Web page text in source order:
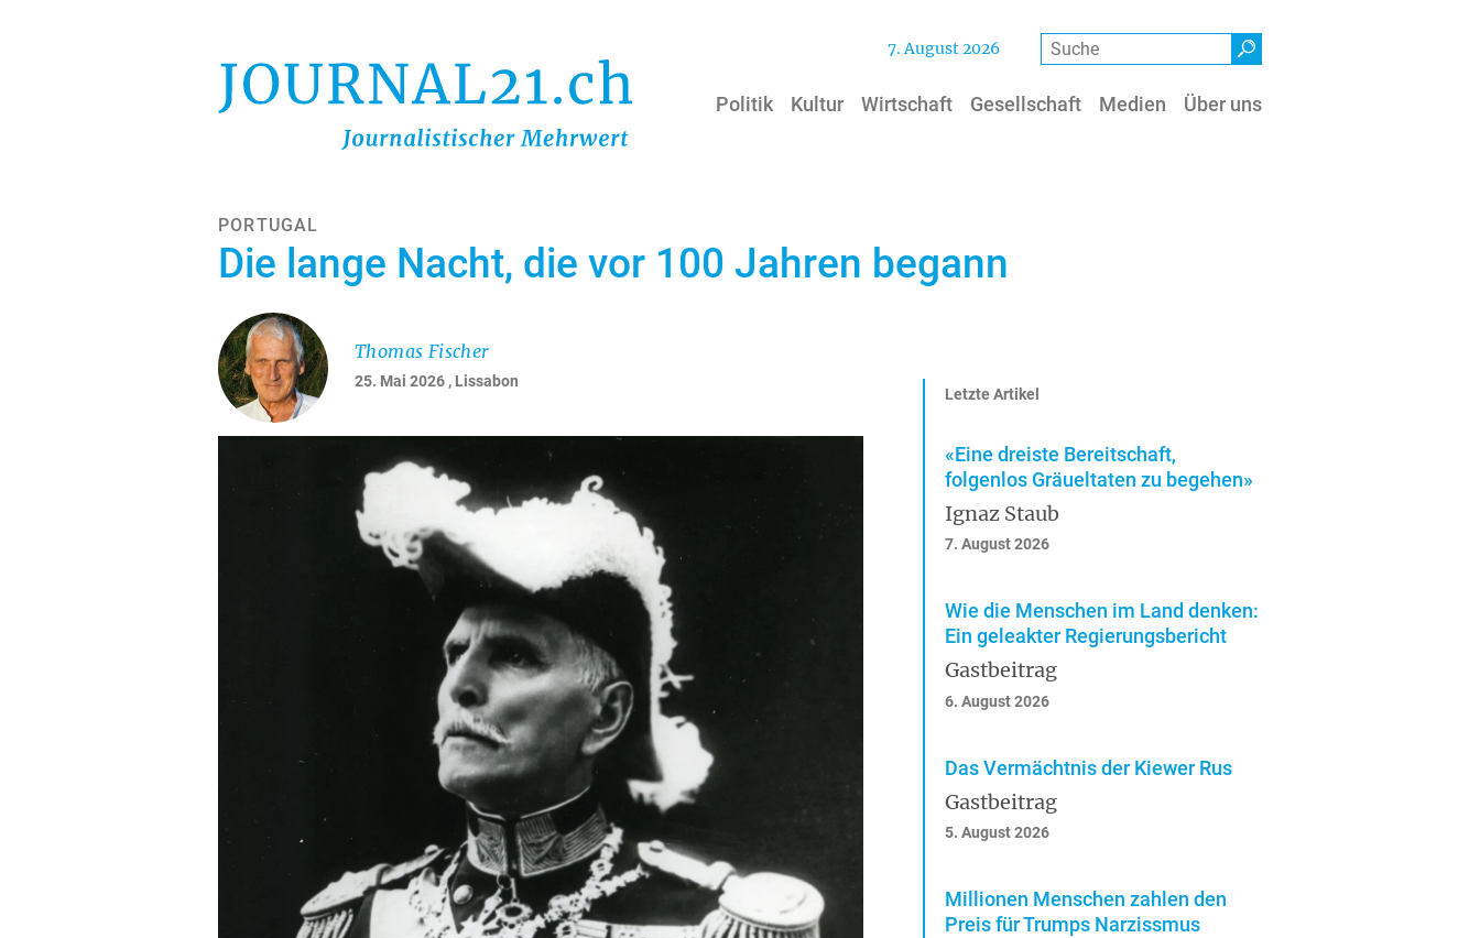
7. August 2026 Suche
Politik Kultur Wirtschaft Gesellschaft Medien Über uns
PORTUGAL
Die lange Nacht, die vor 100 Jahren begann
25. Mai 2026 , Lissabon
Thomas Fischer
Letzte Artikel
«Eine dreiste Bereitschaft,
folgenlos Gräueltaten zu begehen»
Ignaz Staub
7. August 2026
Wie die Menschen im Land denken:
Ein geleakter Regierungsbericht
Gastbeitrag
6. August 2026
Das Vermächtnis der Kiewer Rus
Gastbeitrag
5. August 2026
Millionen Menschen zahlen den
Preis für Trumps Narzissmus